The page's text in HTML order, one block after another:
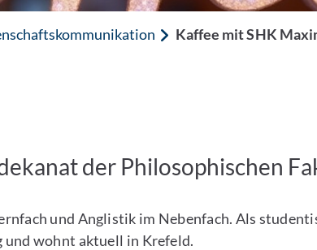
Kaffee mit SHK
der Philosophischen
und Anglistik im Nebenfach. Als
und wohnt aktuell in Krefeld.